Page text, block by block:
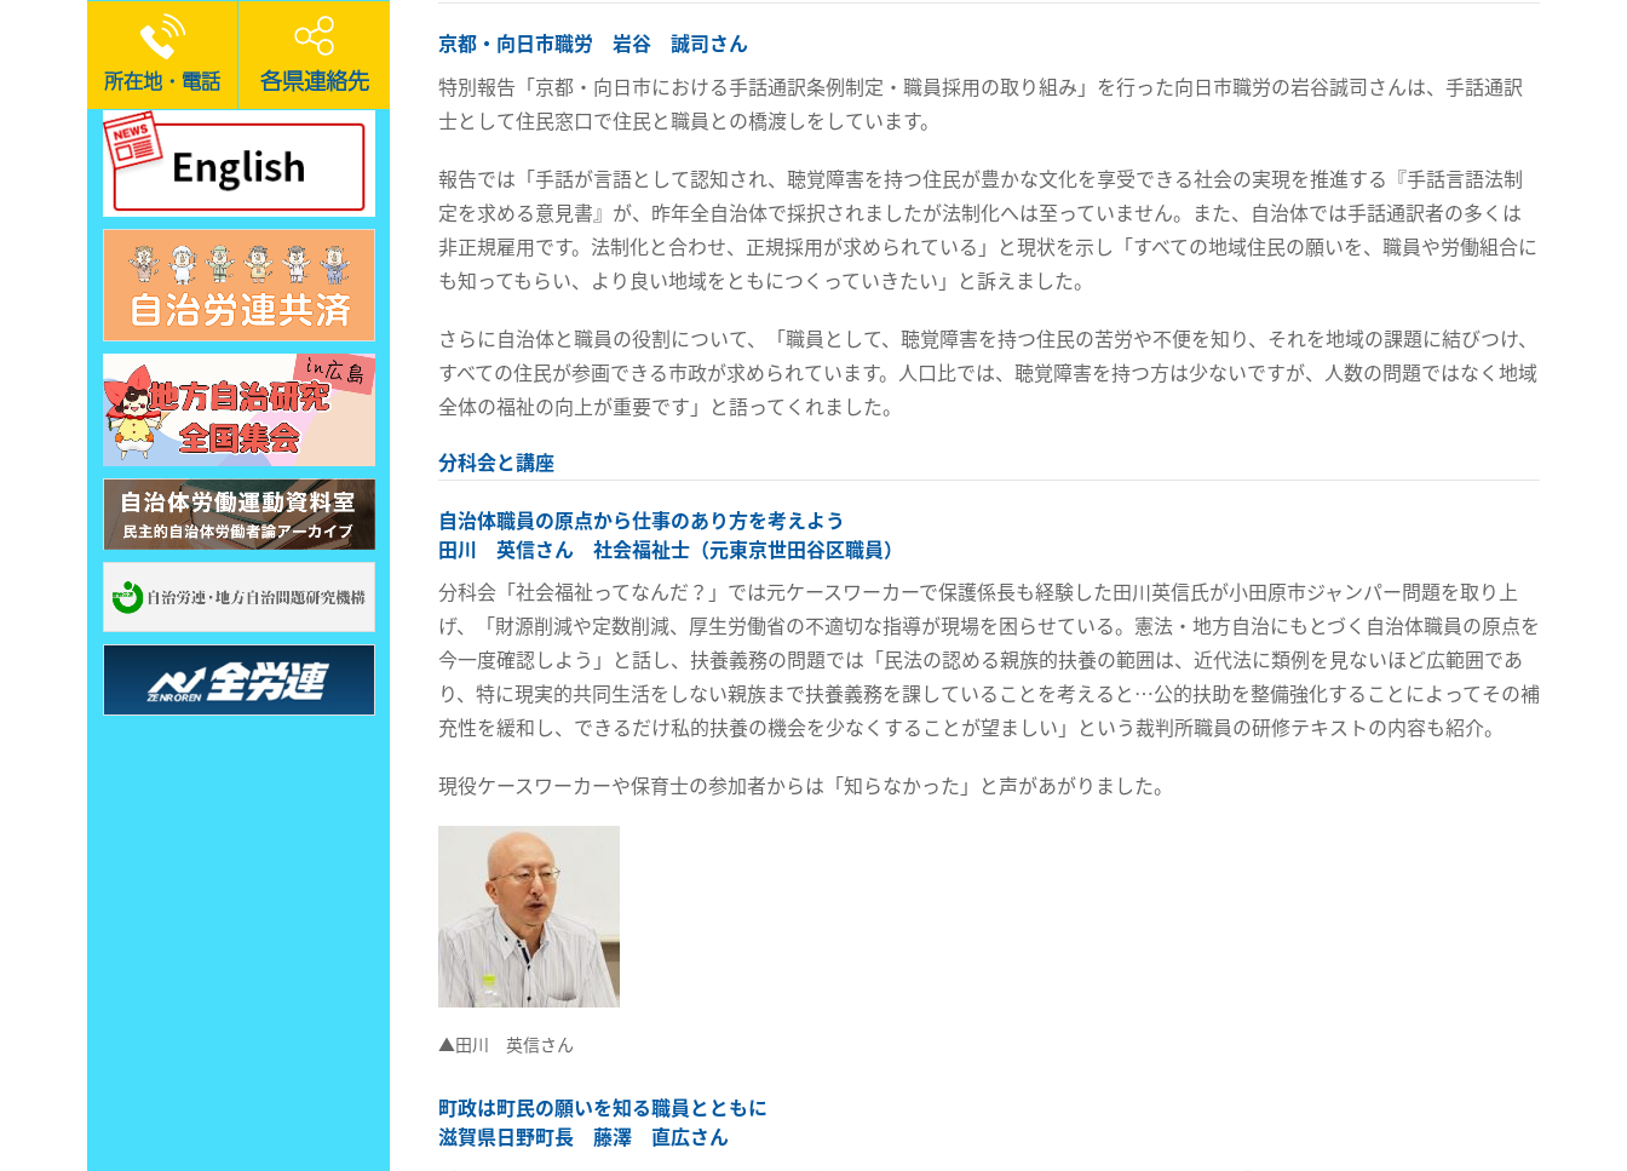
所在地・電話 各県連絡先
京都・向日市職労 岩谷 誠司さん
特別報告「京都・向日市における手話通訳条例制定・職員採用の取り組み」を行った向日市職労の岩谷誠司さんは、手話通訳
士として住民窓口で住民と職員との橋渡しをしています。
報告では「手話が言語として認知され、聴覚障害を持つ住民が豊かな文化を享受できる社会の実現を推進する『手話言語法制
定を求める意見書』が、昨年全自治体で採択されましたが法制化へは至っていません。また、自治体では手話通訳者の多くは
非正規雇用です。法制化と合わせ、正規採用が求められている」と現状を示し「すべての地域住民の願いを、職員や労働組合に
も知ってもらい、より良い地域をともにつくっていきたい」と訴えました。
さらに自治体と職員の役割について、「職員として、聴覚障害を持つ住民の苦労や不便を知り、それを地域の課題に結びつけ、
すべての住民が参画できる市政が求められています。人口比では、聴覚障害を持つ方は少ないですが、人数の問題ではなく地域
全体の福祉の向上が重要です」と語ってくれました。
分科会と講座
自治体職員の原点から仕事のあり方を考えよう
田川 英信さん 社会福祉士（元東京世田谷区職員）
分科会「社会福祉ってなんだ？」では元ケースワーカーで保護係長も経験した田川英信氏が小田原市ジャンパー問題を取り上
げ、「財源削減や定数削減、厚生労働省の不適切な指導が現場を困らせている。憲法・地方自治にもとづく自治体職員の原点を
今一度確認しよう」と話し、扶養義務の問題では「民法の認める親族的扶養の範囲は、近代法に類例を見ないほど広範囲であ
り、特に現実的共同生活をしない親族まで扶養義務を課していることを考えると…公的扶助を整備強化することによってその補
充性を緩和し、できるだけ私的扶養の機会を少なくすることが望ましい」という裁判所職員の研修テキストの内容も紹介。
現役ケースワーカーや保育士の参加者からは「知らなかった」と声があがりました。
▲田川 英信さん
町政は町民の願いを知る職員とともに
滋賀県日野町長 藤澤 直広さん